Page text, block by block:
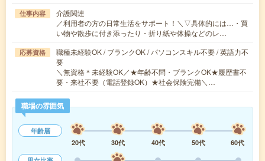
仕事内容
介護関連
／利用者の方の日常生活をサポート！＼▽具体的には…・買
い物や散歩に付き添ったり・折り紙や体操などのレ…
応募資格
職種未経験OK / ブランクOK / パソコンスキル不要 / 英語力不
要
＼無資格＊未経験OK／★年齢不問・ブランクOK★履歴書不
要・来社不要（電話登録OK）★社会保険完備＼…
職場の雰囲気
年齢層
20代
30代 40代 50代
60代